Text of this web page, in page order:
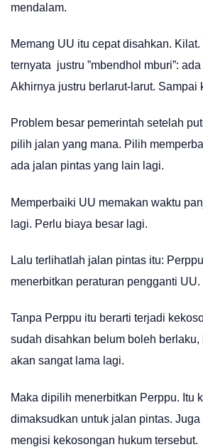
mendalam.
Memang UU itu cepat disahkan.
ternyata justru ”mbendhol mburi”:
Akhirnya justru berlarut-larut. Sampai
Problem besar pemerintah setelah
pilih jalan yang mana. Pilih
ada jalan pintas yang lain lagi.
Memperbaiki UU memakan waktu
lagi. Perlu biaya besar lagi.
Lalu terlihatlah jalan pintas itu:
menerbitkan peraturan pengganti UU.
Tanpa Perppu itu berarti terjadi
sudah disahkan belum boleh
akan sangat lama lagi.
Maka dipilih menerbitkan Perppu. Itu
dimaksudkan untuk jalan pintas. Juga
mengisi kekosongan hukum tersebut.